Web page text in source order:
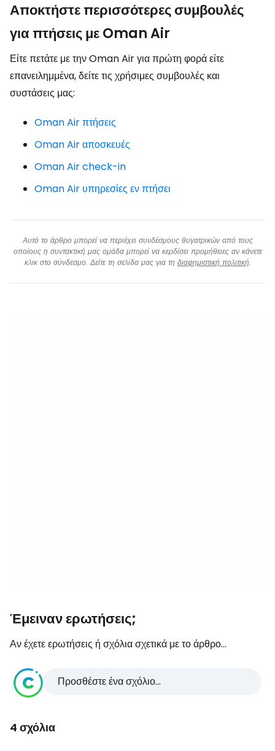
Αποκτήστε περισσότερες συμβουλές
για πτήσεις με Oman Air
Είτε πετάτε με την Oman Air για πρώτη φορά είτε
επανειλημμένα, δείτε τις χρήσιμες συμβουλές και
συστάσεις μας:
Oman Air πτήσεις
Oman Air αποσκευές
Oman Air check-in
Oman Air υπηρεσίες εν πτήσει
Αυτό το άρθρο μπορεί να περιέχει συνδέσμους θυγατρικών από τους
οποίους η συντακτική μας ομάδα μπορεί να κερδίσει προμήθειες αν κάνετε
κλικ στο σύνδεσμο. Δείτε τη σελίδα μας για τη διαφημιστική πολιτική.
Έμειναν ερωτήσεις;
Αν έχετε ερωτήσεις ή σχόλια σχετικά με το άρθρο...
Προσθέστε ένα σχόλιο...
4 σχόλια